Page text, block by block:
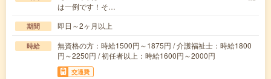
は一例です！そ…
期間 即日～2ヶ月以上
時給
無資格の方：時給1500円～1875円 / 介護福祉士：時給1800
円～2250円 / 初任者以上：時給1600円～2000円
交通費